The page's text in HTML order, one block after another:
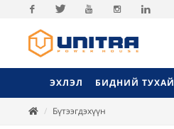
Facebook
ЭХЛЭЛ БИДНИЙ ТУХАЙ
Бүтээгдэхүүн